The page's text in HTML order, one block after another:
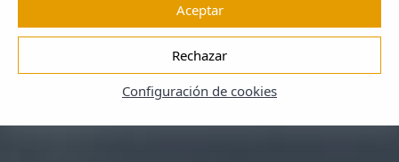
Configuración de cookies
Rechazar
Aceptar